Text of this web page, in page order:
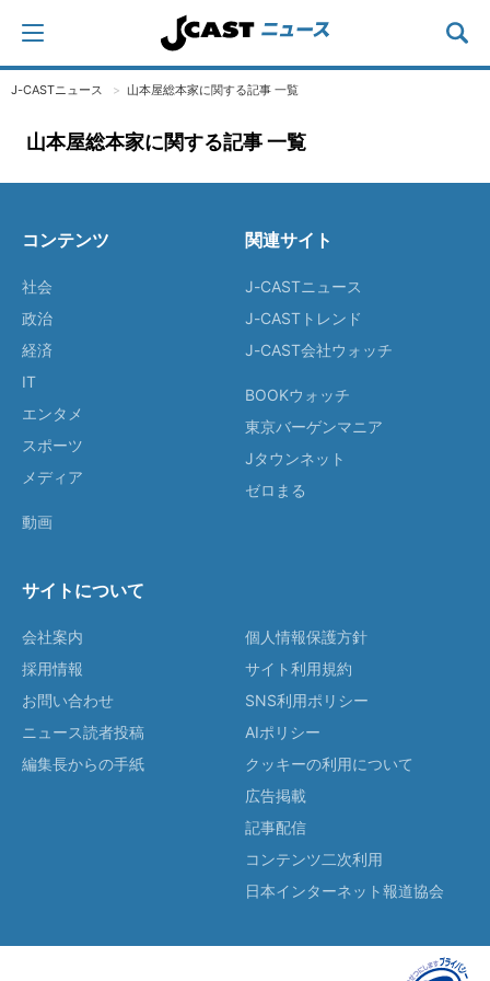
J-CASTニュース 山本屋総本家に関する記事 一覧
山本屋総本家に関する記事 一覧
コンテンツ
社会
政治
経済
IT
エンタメ
スポーツ
メディア
動画
関連サイト
J-CASTニュース
J-CASTトレンド
J-CAST会社ウォッチ
BOOKウォッチ
東京バーゲンマニア
Jタウンネット
ゼロまる
サイトについて
会社案内
採用情報
お問い合わせ
ニュース読者投稿
編集長からの手紙
個人情報保護方針
サイト利用規約
SNS利用ポリシー
AIポリシー
クッキーの利用について
広告掲載
記事配信
コンテンツ二次利用
日本インターネット報道協会